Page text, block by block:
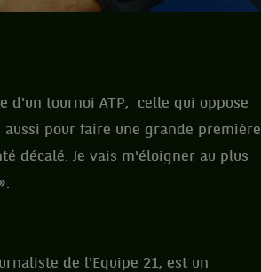
d'un tournoi ATP, celle qui oppose
aussi pour faire une grande première
décalé. Je vais m'éloigner au plus
de l'Equipe 21, est un